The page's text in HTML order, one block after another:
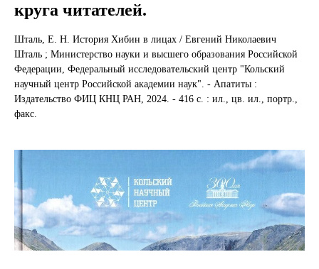
круга читателей.
Шталь, Е. Н. История Хибин в лицах / Евгений Николаевич
Шталь ; Министерство науки и высшего образования Российской
Федерации, Федеральный исследовательский центр "Кольский
научный центр Российской академии наук". - Апатиты :
Издательство ФИЦ КНЦ РАН, 2024. - 416 с. : ил., цв. ил., портр.,
факс.